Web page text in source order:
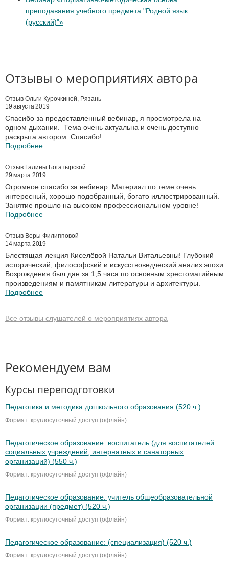
преподавания учебного предмета "Родной язык
(русский)"»
Отзывы о мероприятиях автора
Отзыв Ольги Курочкиной, Рязань
19 августа 2019
Спасибо за предоставленный вебинар, я просмотрела на
одном дыхании. Тема очень актуальна и очень доступно
раскрыта автором. Спасибо!
Подробнее
Отзыв Галины Богатырской
29 марта 2019
Огромное спасибо за вебинар. Материал по теме очень
интересный, хорошо подобранный, богато иллюстрированный.
Занятие прошло на высоком профессиональном уровне!
Подробнее
Отзыв Веры Филипповой
14 марта 2019
Блестящая лекция Киселёвой Натальи Витальевны! Глубокий
исторический, философский и искусствоведческий анализ эпохи
Возрождения был дан за 1,5 часа по основным хрестоматийным
произведениям и памятникам литературы и архитектуры.
Подробнее
Все отзывы слушателей о мероприятиях автора
Рекомендуем вам
Курсы переподготовки
Педагогика и методика дошкольного образования (520 ч.)
Формат: круглосуточный доступ (офлайн)
Педагогическое образование: воспитатель (для воспитателей
социальных учреждений, интернатных и санаторных
организаций) (550 ч.)
Формат: круглосуточный доступ (офлайн)
Педагогическое образование: учитель общеобразовательной
организации (предмет) (520 ч.)
Формат: круглосуточный доступ (офлайн)
Педагогическое образование: (специализация) (520 ч.)
Формат: круглосуточный доступ (офлайн)